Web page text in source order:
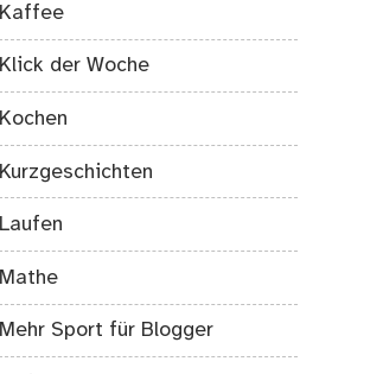
Kaffee
Klick der Woche
Kochen
Kurzgeschichten
Laufen
Mathe
Mehr Sport für Blogger